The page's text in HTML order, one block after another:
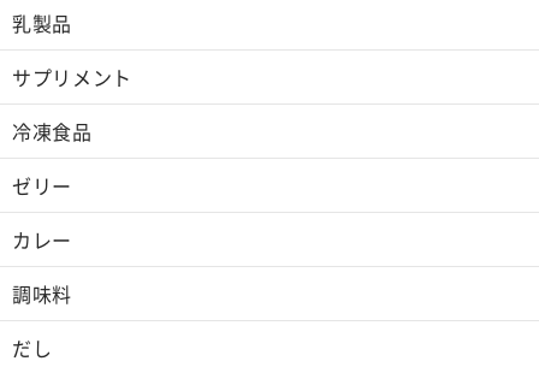
乳製品
サプリメント
冷凍食品
ゼリー
カレー
調味料
だし